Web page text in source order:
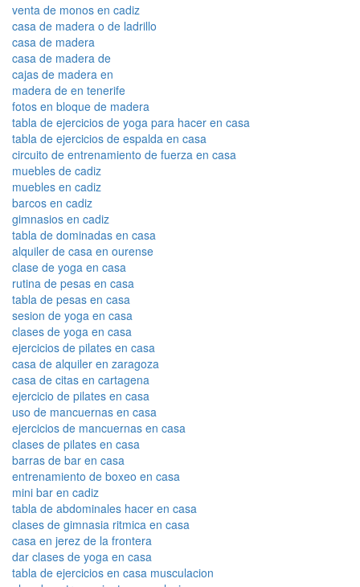
venta de monos en cadiz
casa de madera o de ladrillo
casa de madera
casa de madera de
cajas de madera en
madera de en tenerife
fotos en bloque de madera
tabla de ejercicios de yoga para hacer en casa
tabla de ejercicios de espalda en casa
circuito de entrenamiento de fuerza en casa
muebles de cadiz
muebles en cadiz
barcos en cadiz
gimnasios en cadiz
tabla de dominadas en casa
alquiler de casa en ourense
clase de yoga en casa
rutina de pesas en casa
tabla de pesas en casa
sesion de yoga en casa
clases de yoga en casa
ejercicios de pilates en casa
casa de alquiler en zaragoza
casa de citas en cartagena
ejercicio de pilates en casa
uso de mancuernas en casa
ejercicios de mancuernas en casa
clases de pilates en casa
barras de bar en casa
entrenamiento de boxeo en casa
mini bar en cadiz
tabla de abdominales hacer en casa
clases de gimnasia ritmica en casa
casa en jerez de la frontera
dar clases de yoga en casa
tabla de ejercicios en casa musculacion